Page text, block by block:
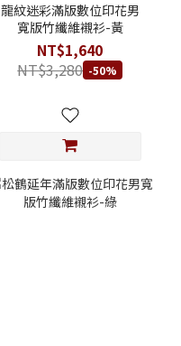
龍紋迷彩滿版數位印花男
寬版竹纖維襯衫-黃
NT$1,640
NT$3,280 -50%